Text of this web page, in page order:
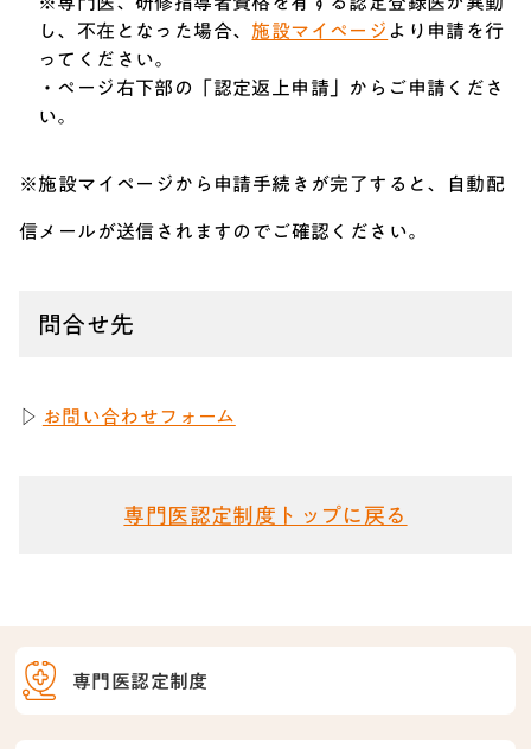
専門医認定制度
し、不在となった場合、 施設マイページ より申請を行
ってください。
・ページ右下部の「認定返上申請」からご申請くださ
い。
※施設マイページから申請手続きが完了すると、自動配
信メールが送信されますのでご確認ください。
問合せ先
▷ お問い合わせフォーム
専門医認定制度トップに戻る